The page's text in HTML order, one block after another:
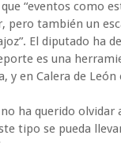
que “eventos como
pero también un
El diputado ha
es una
en Calera de León
ha querido olvidar
tipo se pueda